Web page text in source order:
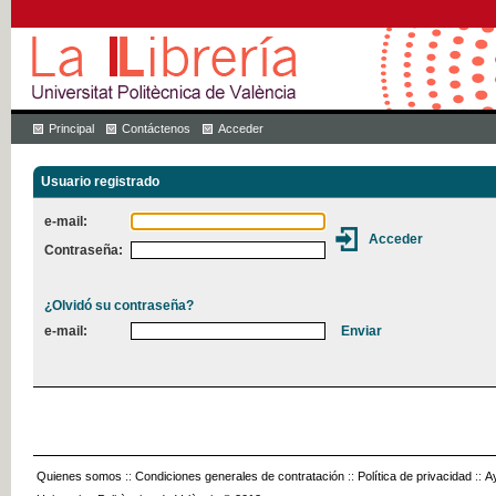
Principal Contáctenos Acceder
Usuario registrado
e-mail:
Contraseña:
¿Olvidó su contraseña?
e-mail:
Quienes somos :: Condiciones generales de contratación :: Política de privacidad ::